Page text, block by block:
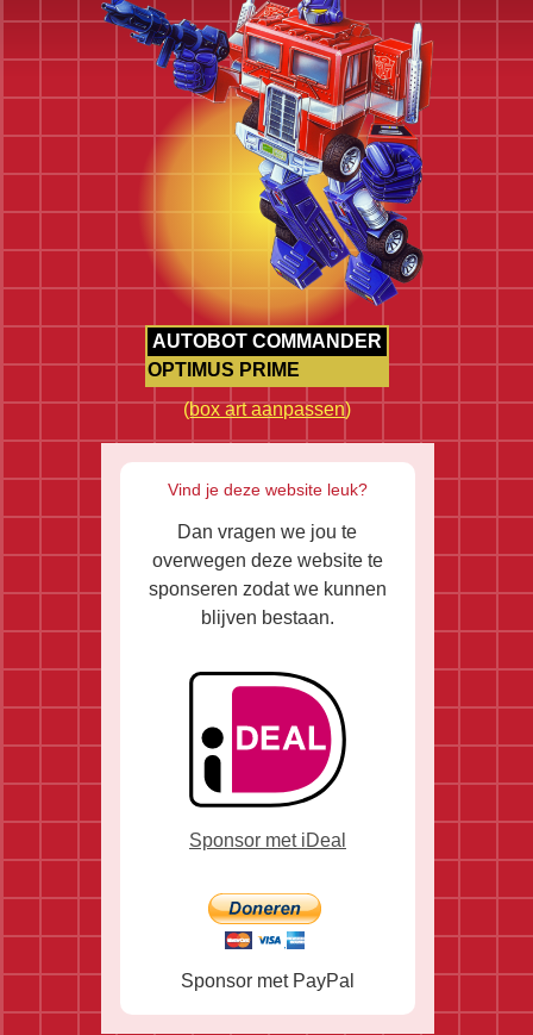
AUTOBOT COMMANDER
OPTIMUS PRIME
(box art aanpassen)
Vind je deze website leuk?
Dan vragen we jou te
overwegen deze website te
sponseren zodat we kunnen
blijven bestaan.
Sponsor met iDeal
Sponsor met PayPal